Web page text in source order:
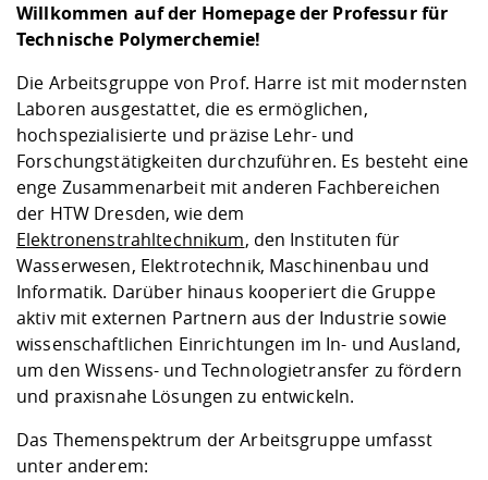
Willkommen auf der Homepage der Professur für
Technische Polymerchemie!
Die Arbeitsgruppe von Prof. Harre ist mit modernsten
Laboren ausgestattet, die es ermöglichen,
hochspezialisierte und präzise Lehr- und
Forschungstätigkeiten durchzuführen. Es besteht eine
enge Zusammenarbeit mit anderen Fachbereichen
der HTW Dresden, wie dem
Elektronenstrahltechnikum, den Instituten für
Wasserwesen, Elektrotechnik, Maschinenbau und
Informatik. Darüber hinaus kooperiert die Gruppe
aktiv mit externen Partnern aus der Industrie sowie
wissenschaftlichen Einrichtungen im In- und Ausland,
um den Wissens- und Technologietransfer zu fördern
und praxisnahe Lösungen zu entwickeln.
Das Themenspektrum der Arbeitsgruppe umfasst
unter anderem: